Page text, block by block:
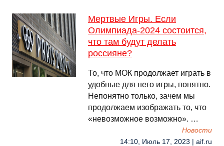
Мертвые Игры. Если
Олимпиада-2024 состоится,
что там будут делать
россияне?
То, что МОК продолжает играть в
удобные для него игры, понятно.
Непонятно только, зачем мы
продолжаем изображать то, что
«невозможное возможно». …
Новости
14:10, Июль 17, 2023 | aif.ru